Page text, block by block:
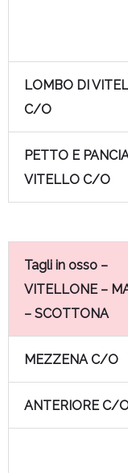
LOMBO DI
C/O
PETTO E
VITELLO C/O
Tagli in osso –
VITELLONE –
– SCOTTONA
MEZZENA C/O
ANTERIORE C/